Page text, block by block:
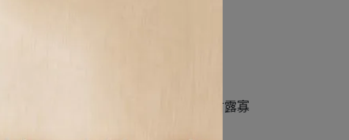
大豆油、魚油、果寡糖、水解酵母(甘露寡
)。